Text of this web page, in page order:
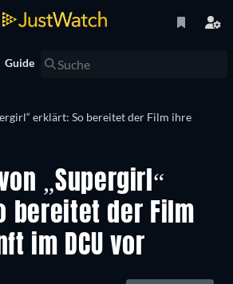
Guide
„Supergirl“
bereitet der Film
im DCU vor